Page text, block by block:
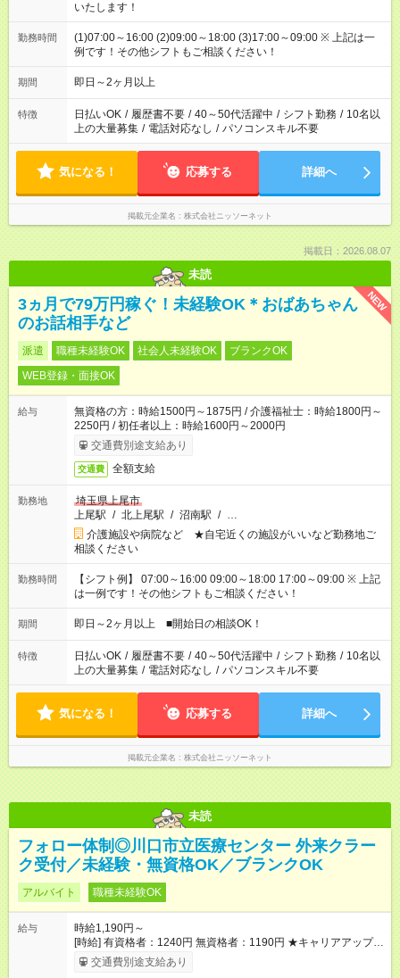
いたします！
勤務時間
(1)07:00～16:00 (2)09:00～18:00 (3)17:00～09:00 ※ 上記は一
例です！その他シフトもご相談ください！
期間 即日～2ヶ月以上
特徴 日払いOK / 履歴書不要 / 40～50代活躍中 / シフト勤務 / 10名以
上の大量募集 / 電話対応なし / パソコンスキル不要
気になる！ 応募する 詳細へ
掲載元企業名 株式会社ニッソーネット
掲載日：2026.08.07
未読
NEW
3ヵ月で79万円稼ぐ！未経験OK＊おばあちゃん
のお話相手など
派遣 職種未経験OK 社会人未経験OK
ブランクOK
WEB登録・面接OK
給与
無資格の方：時給1500円～1875円 / 介護福祉士：時給1800円～
2250円 / 初任者以上：時給1600円～2000円
交通費別途支給あり
交通費 全額支給
勤務地
埼玉県上尾市
上尾駅 / 北上尾駅 / 沼南駅 / …
介護施設や病院など ★自宅近くの施設がいいなど勤務地ご
相談ください
勤務時間
【シフト例】 07:00～16:00 09:00～18:00 17:00～09:00 ※ 上記
は一例です！その他シフトもご相談ください！
期間 即日～2ヶ月以上 ■開始日の相談OK！
特徴 日払いOK / 履歴書不要 / 40～50代活躍中 / シフト勤務 / 10名以
上の大量募集 / 電話対応なし / パソコンスキル不要
気になる！ 応募する 詳細へ
掲載元企業名 株式会社ニッソーネット
未読
フォロー体制◎川口市立医療センター 外来クラー
ク受付／未経験・無資格OK／ブランクOK
アルバイト 職種未経験OK
給与
時給1,190円～
[時給] 有資格者：1240円 無資格者：1190円 ★キャリアアップ制
度あり 進級により給与がアップします！ 【試用期間】試用期間
あり 試用期間の長さ：3ヶ月 雇用形態、給与は本採用時と同じ
交通費別途支給あり